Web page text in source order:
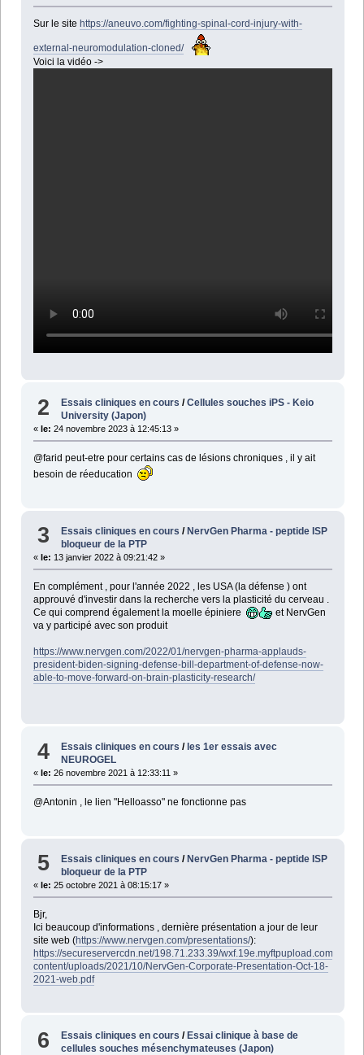
Sur le site https://aneuvo.com/fighting-spinal-cord-injury-with-
external-neuromodulation-cloned/
Voici la vidéo ->
2 Essais cliniques en cours /Cellules souches iPS - Keio
University (Japon)
« le: 24 novembre 2023 à 12:45:13 »
@farid peut-etre pour certains cas de lésions chroniques , il y ait
besoin de réeducation
3 Essais cliniques en cours /NervGen Pharma - peptide ISP
bloqueur de la PTP
« le: 13 janvier 2022 à 09:21:42 »
En complément , pour l'année 2022 , les USA (la défense ) ont
approuvé d'investir dans la recherche vers la plasticité du cerveau .
Ce qui comprend également la moelle épiniere
et NervGen
va y participé avec son produit
https://www.nervgen.com/2022/01/nervgen-pharma-applauds-
president-biden-signing-defense-bill-department-of-defense-now-
able-to-move-forward-on-brain-plasticity-research/
4 Essais cliniques en cours / les 1er essais avec
NEUROGEL
« le: 26 novembre 2021 à 12:33:11 »
@Antonin , le lien "Helloasso" ne fonctionne pas
5 Essais cliniques en cours /NervGen Pharma - peptide ISP
bloqueur de la PTP
« le: 25 octobre 2021 à 08:15:17 »
Bjr,
Ici beaucoup d'informations , dernière présentation a jour de leur
site web (https://www.nervgen.com/presentations/):
https://secureservercdn.net/198.71.233.39/wxf.19e.myftpupload.com/wp-
content/uploads/2021/10/NervGen-Corporate-Presentation-Oct-18-
2021-web.pdf
6 Essais cliniques en cours / Essai clinique à base de
cellules souches mésenchymateuses (Japon)